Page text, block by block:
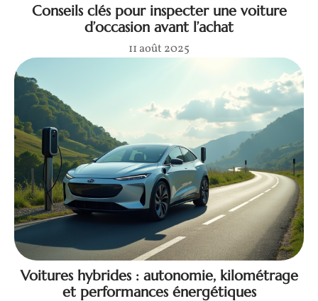
Conseils clés pour inspecter une voiture
d’occasion avant l’achat
11 août 2025
Voitures hybrides : autonomie, kilométrage
et performances énergétiques